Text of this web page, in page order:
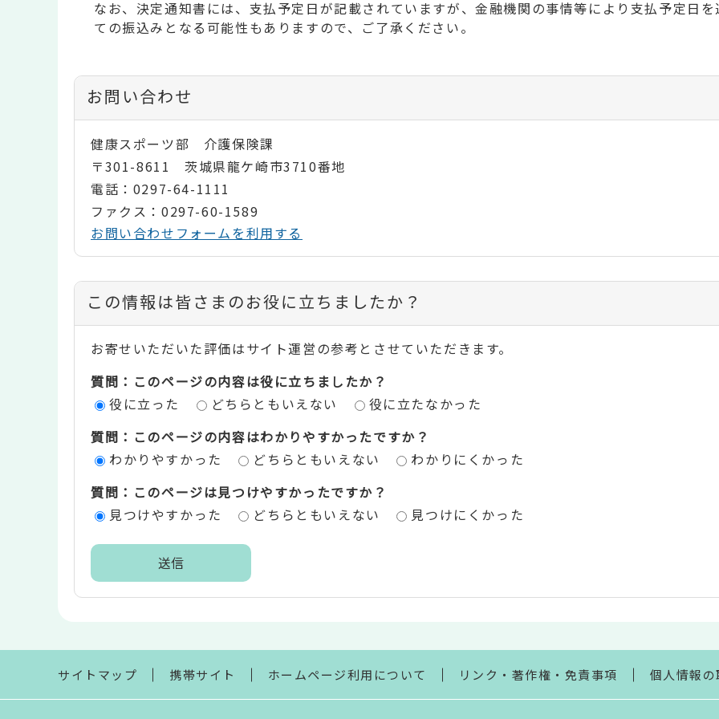
なお、決定通知書には、支払予定日が記載されていますが、金融機関の事情等により支払予定日
ての振込みとなる可能性もありますので、ご了承ください。
お問い合わせ
健康スポーツ部 介護保険課
〒301-8611 茨城県龍ケ崎市3710番地
電話：0297-64-1111
ファクス：0297-60-1589
お問い合わせフォームを利用する
コ
ン
テ
ン
評
エ
この情報は皆さまのお役に立ちましたか？
お寄せいただいた評価はサイト運営の参考とさせていただきます。
質問：このページの内容は役に立ちましたか？
役に立った
どちらともいえない
役に立たなかった
質問：このページの内容はわかりやすかったですか？
わかりやすかった
どちらともいえない
わかりにくかった
質問：このページは見つけやすかったですか？
見つけやすかった
どちらともいえない 見つけにくかった
ま
サイトマップ 携帯サイト ホームページ利用について リンク・著作権・免責事項 個人情報